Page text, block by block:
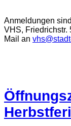
Anmeldungen
VHS, Friedrichstr.
Mail an